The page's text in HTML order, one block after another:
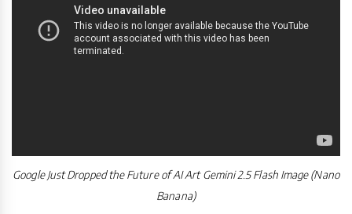
Google Just Dropped the Future of AI Art Gemini 2.5 Flash Image (Nano
Banana)